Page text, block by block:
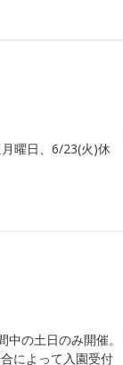
曜日、6/23(火)休
の土日のみ開催。
によって入園受付